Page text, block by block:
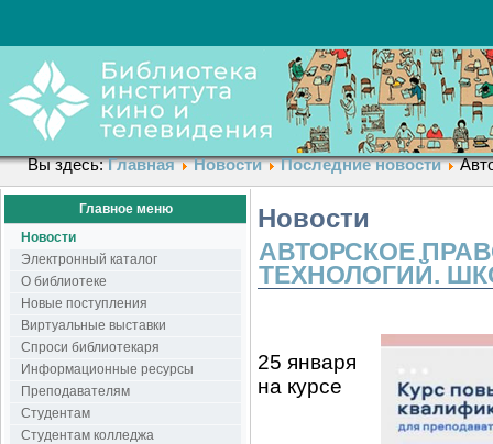
Вы здесь:Главная Новости Последние новости
Главное меню
Новости
Электронный каталог
О библиотеке
Новые поступления
Виртуальные выставки
Спроси библиотекаря
Информационные ресурсы
Преподавателям
Студентам
Студентам колледжа
Новости
АВТОРСКОЕ
ТЕХНОЛОГИЙ.
25 января
на курсе